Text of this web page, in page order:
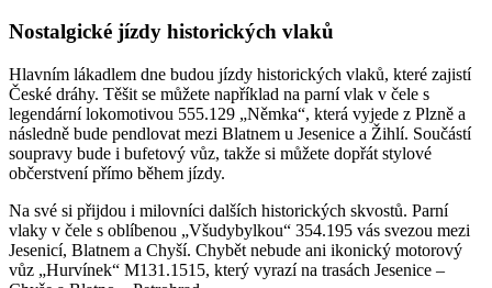
Nostalgické jízdy historických vlaků
Hlavním lákadlem dne budou jízdy historických vlaků, které zajistí
České dráhy. Těšit se můžete například na parní vlak v čele s
legendární lokomotivou 555.129 „Němka“, která vyjede z Plzně a
následně bude pendlovat mezi Blatnem u Jesenice a Žihlí. Součástí
soupravy bude i bufetový vůz, takže si můžete dopřát stylové
občerstvení přímo během jízdy.
Na své si přijdou i milovníci dalších historických skvostů. Parní
vlaky v čele s oblíbenou „Všudybylkou“ 354.195 vás svezou mezi
Jesenicí, Blatnem a Chyší. Chybět nebude ani ikonický motorový
vůz „Hurvínek“ M131.1515, který vyrazí na trasách Jesenice –